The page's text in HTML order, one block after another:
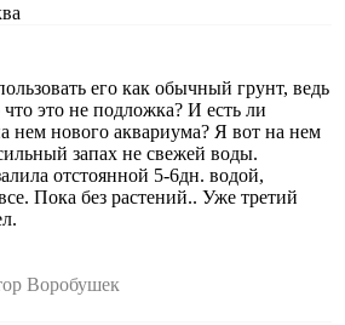
его как обычный грунт, ведь
это не подложка? И есть ли
нем нового аквариума? Я вот на нем
запах не свежей воды.
отстоянной 5-6дн. водой,
Пока без растений.. Уже третий
Воробушек